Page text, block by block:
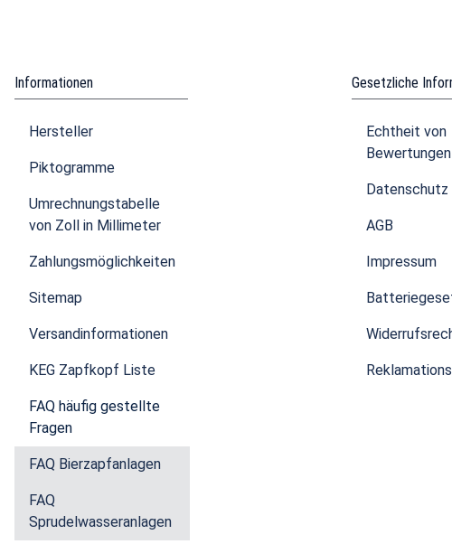
Informationen
Hersteller
Piktogramme
Umrechnungstabelle
von Zoll in Millimeter
Zahlungsmöglichkeiten
Sitemap
Versandinformationen
KEG Zapfkopf Liste
FAQ häufig gestellte
Fragen
FAQ Bierzapfanlagen
FAQ
Sprudelwasseranlagen
Gesetzliche
Echtheit von
Bewertungen
Datenschutz
AGB
Impressum